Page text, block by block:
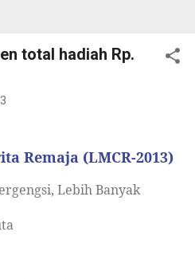
total hadiah Rp.
Remaja (LMCR-2013)
Lebih Banyak